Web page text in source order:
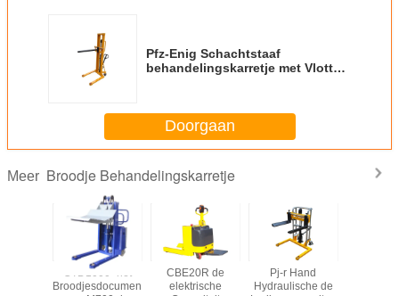
Pfz-Enig Schachtstaaf
behandelingskarretje met Vlotte
Doorgaan
Meer Broodje Behandelingskarretje
CTD1000- het
Broodjesdocument
CBE20R de
elektrische
Pj-r Hand
Hydraulische de